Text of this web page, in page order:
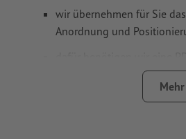
wir übernehmen für Sie
Anordnung und
wenn Sie im
exportieren Sie diese